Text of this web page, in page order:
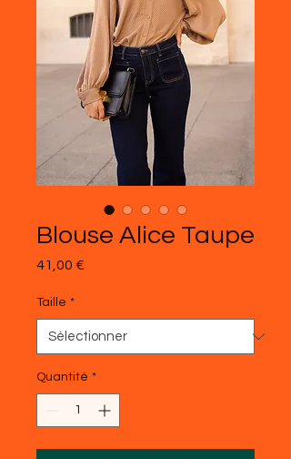
Blouse Alice Taupe
41,00 €
Taille *
Quantité *